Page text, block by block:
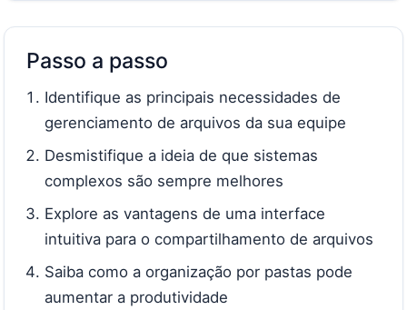
Passo a passo
Identifique as principais necessidades de
gerenciamento de arquivos da sua equipe
Desmistifique a ideia de que sistemas
complexos são sempre melhores
Explore as vantagens de uma interface
intuitiva para o compartilhamento de arquivos
Saiba como a organização por pastas pode
aumentar a produtividade